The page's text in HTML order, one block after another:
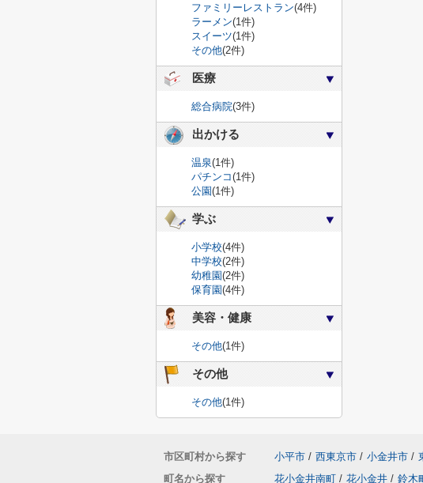
ファミリーレストラン(4件)
ラーメン(1件)
スイーツ(1件)
その他(2件)
医療
総合病院(3件)
出かける
温泉(1件)
パチンコ(1件)
公園(1件)
学ぶ
小学校(4件)
中学校(2件)
幼稚園(2件)
保育園(4件)
美容・健康
その他(1件)
その他
その他(1件)
市区町村から探す 小平市 / 西東京市 / 小金井市 /
町名から探す
花小金井南町 / 花小金井 / 鈴木